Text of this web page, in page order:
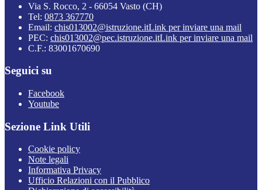
Via S. Rocco, 2 - 66054 Vasto (CH)
Tel: 0873 367770
Email: chis013002@istruzione.itLink per inviare una mail
PEC: chis013002@pec.istruzione.itLink per inviare una mail
C.F.: 83001670690
Seguici su
Facebook
Youtube
Sezione Link Utili
Cookie policy
Note legali
Informativa Privacy
Ufficio Relazioni con il Pubblico